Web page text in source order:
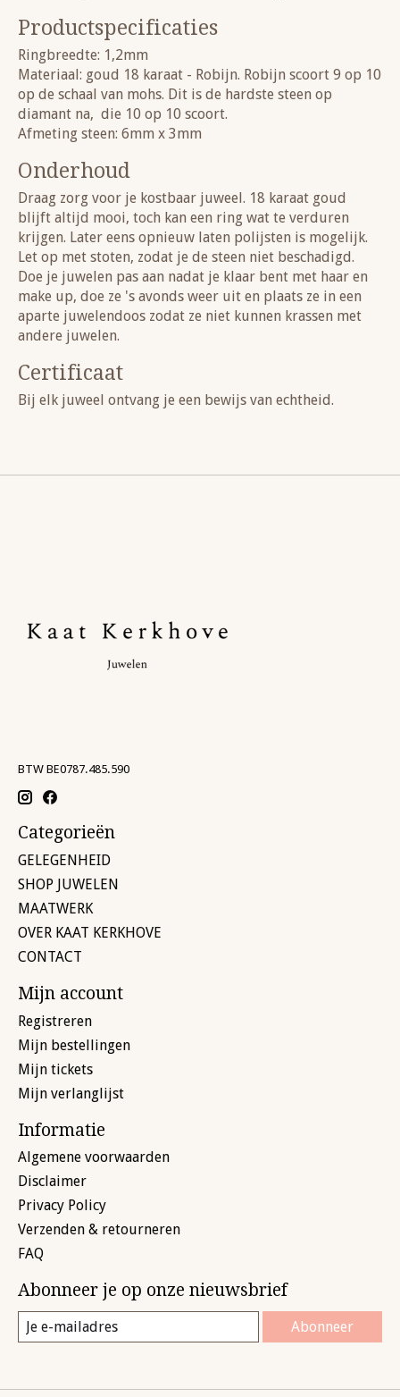
Productspecificaties
Ringbreedte: 1,2mm
Materiaal: goud 18 karaat - Robijn. Robijn scoort 9 op 10
op de schaal van mohs. Dit is de hardste steen op
diamant na, die 10 op 10 scoort.
Afmeting steen: 6mm x 3mm
Onderhoud
Draag zorg voor je kostbaar juweel. 18 karaat goud
blijft altijd mooi, toch kan een ring wat te verduren
krijgen. Later eens opnieuw laten polijsten is mogelijk.
Let op met stoten, zodat je de steen niet beschadigd.
Doe je juwelen pas aan nadat je klaar bent met haar en
make up, doe ze 's avonds weer uit en plaats ze in een
aparte juwelendoos zodat ze niet kunnen krassen met
andere juwelen.
Certificaat
Bij elk juweel ontvang je een bewijs van echtheid.
BTW BE0787.485.590
Categorieën
GELEGENHEID
SHOP JUWELEN
MAATWERK
OVER KAAT KERKHOVE
CONTACT
Mijn account
Registreren
Mijn bestellingen
Mijn tickets
Mijn verlanglijst
Informatie
Algemene voorwaarden
Disclaimer
Privacy Policy
Verzenden & retourneren
FAQ
Abonneer je op onze nieuwsbrief
Abonneer